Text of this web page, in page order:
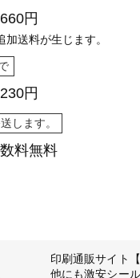
円
送料が生じます。
円
します。
料無料
印刷通販サイト
他にも激安シー